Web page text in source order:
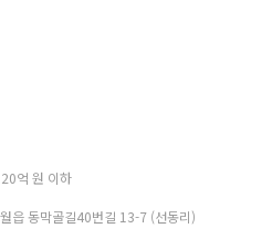
억 원 이하
읍 동막골길40번길 13-7 (선동리)